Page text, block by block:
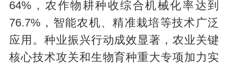
64%，农作物耕种收综合机械化率达到
76.7%，智能农机、精准栽培等技术广泛
应用。种业振兴行动成效显著，农业关键
核心技术攻关和生物育种重大专项加力实